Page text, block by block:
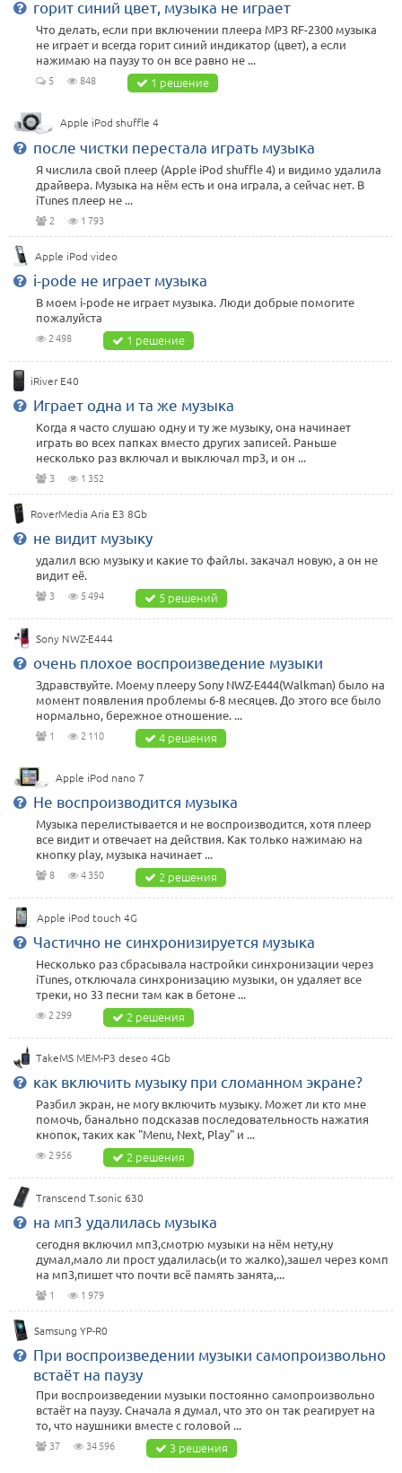
горит синий цвет, музыка не играет
Что делать, если при включении плеера MP3 RF-2300 музыка
не играет и всегда горит синий индикатор (цвет), а если
нажимаю на паузу то он все равно не ...
5 848 1 решение
Apple iPod shuffle 4
после чистки перестала играть музыка
Я числила свой плеер (Apple iPod shuffle 4) и видимо удалила
драйвера. Музыка на нём есть и она играла, а сейчас нет. В
iTunes плеер не ...
2 1 793
Apple iPod video
i-pode не играет музыка
В моем i-pode не играет музыка. Люди добрые помогите
пожалуйста
2 498 1 решение
iRiver E40
Играет одна и та же музыка
Когда я часто слушаю одну и ту же музыку, она начинает
играть во всех папках вместо других записей. Раньше
несколько раз включал и выключал mp3, и он ...
3 1 352
RoverMedia Aria E3 8Gb
не видит музыку
удалил всю музыку и какие то файлы. закачал новую, а он не
видит её.
3 5 494 5 решений
Sony NWZ-E444
очень плохое воспроизведение музыки
Здравствуйте. Моему плееру Sony NWZ-E444(Walkman) было на
момент появления проблемы 6-8 месяцев. До этого все было
нормально, бережное отношение. ...
1 2 110 4 решения
Apple iPod nano 7
Не воспроизводится музыка
Музыка перелистывается и не воспроизводится, хотя плеер
все видит и отвечает на действия. Как только нажимаю на
кнопку play, музыка начинает ...
8 4 350 2 решения
Apple iPod touch 4G
Частично не синхронизируется музыка
Несколько раз сбрасывала настройки синхронизации через
iTunes, отключала синхронизацию музыки, он удаляет все
треки, но 33 песни там как в бетоне ...
2 299 2 решения
TakeMS MEM-P3 deseo 4Gb
как включить музыку при сломанном экране?
Разбил экран, не могу включить музыку. Может ли кто мне
помочь, банально подсказав последовательность нажатия
кнопок, таких как "Menu, Next, Play" и ...
2 956 2 решения
Transcend T.sonic 630
на мп3 удалилась музыка
сегодня включил мп3,смотрю музыки на нём нету,ну
думал,мало ли прост удалилась(и то жалко),зашел через комп
на мп3,пишет что почти всё память занята,...
1 1 979
Samsung YP-R0
При воспроизведении музыки самопроизвольно
встаёт на паузу
При воспроизведении музыки постоянно самопроизвольно
встаёт на паузу. Сначала я думал, что это он так реагирует на
то, что наушники вместе с головой ...
37 34 596 3 решения